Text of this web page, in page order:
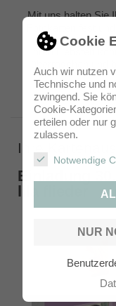
Cookie
Auch wir nutzen
Technische und
zwingend. Sie
Cookie-
erteilen oder nur
zulassen.
Notwendige
NUR
Mit uns halten Sie
Ihren Liebsten
Ihre
Einladung